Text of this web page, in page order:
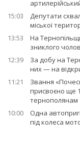
15:03
Депутати
міської
13:53
На
зниклого
12:39
За добу на
них — на
11:21
Звання
присвоєно ще
тернополянам
10:00
Одна
під колеса